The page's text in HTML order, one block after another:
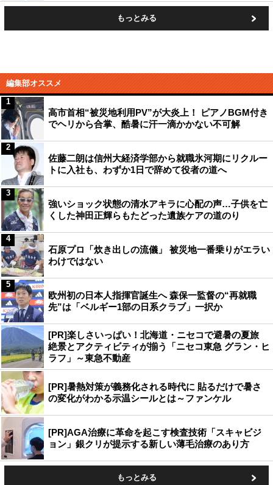
もっとみる
編集部オススメ
高市首相“被災地利用PV”が大炎上！ ピアノBGM付き
でヘリから合掌、酷暑に汗一滴かかない不可解
1
佐藤二朗は信州大経済学部から就職氷河期にリクルー
トに入社も、わずか1日で辞めて役者の道へ
2
強いショック状態の清水アキラに心配の声…子供を亡
くした神田正輝らもたどった遺族ケアの道のり
3
石原プロ「炊き出しの流儀」 被災地一番乗りがエラい
わけではない
4
欧州初の日本人指揮官誕生へ 森保一監督の“再就職
先”は「ベルギー1部の日系クラブ」一択か
5
[PR]楽しさいっぱい！北海道・ニセコで避暑の夏旅
絶景とアクティビティが揃う「ニセコ東急 グラン・ヒ
ラフ」～東急不動産
[PR]暑熱対策が義務化される時代に 貼るだけで暑さ
の変化がわかる示温シールとは～ファンケル
[PR]AGA治療に革命を起こす検査技術「スキャビジ
ョン」銀クリが提示する新しい薄毛治療のあり方
もっとみる